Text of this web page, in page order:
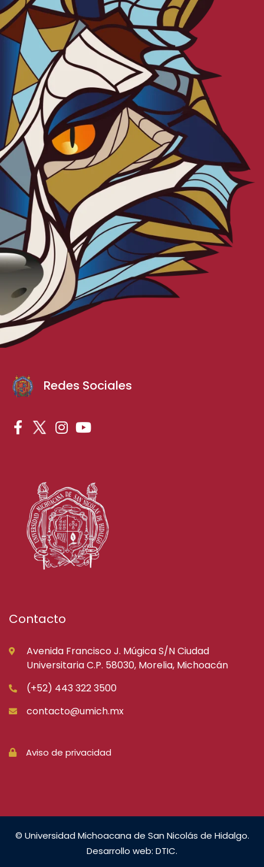
Redes Sociales
Contacto
Avenida Francisco J. Múgica S/N Ciudad
Universitaria C.P. 58030, Morelia, Michoacán
(+52) 443 322 3500
contacto@umich.mx
Aviso de privacidad
© Universidad Michoacana de San Nicolás de Hidalgo.
Desarrollo web: DTIC.